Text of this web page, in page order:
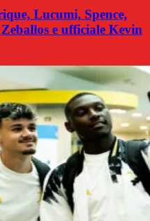
Lucumi, Spence,
e ufficiale Kevin